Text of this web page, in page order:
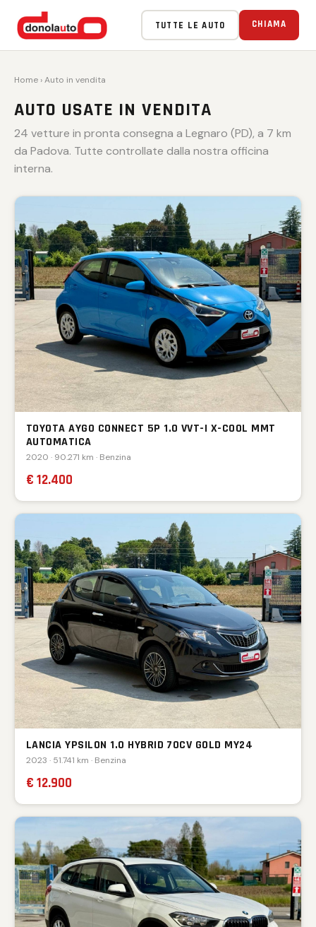
TUTTE LE AUTO CHIAMA
Home › Auto in vendita
AUTO USATE IN VENDITA
24 vetture in pronta consegna a Legnaro (PD), a 7 km
da Padova. Tutte controllate dalla nostra officina
interna.
TOYOTA AYGO CONNECT 5P 1.0 VVT-I X-COOL MMT
AUTOMATICA
2020 · 90.271 km · Benzina
€ 12.400
LANCIA YPSILON 1.0 HYBRID 70CV GOLD MY24
2023 · 51.741 km · Benzina
€ 12.900
VENDUTA 🏁
VENDUTA 🏁
VENDUTA 🏁
VENDUTA 🏁
VENDUTA 🏁